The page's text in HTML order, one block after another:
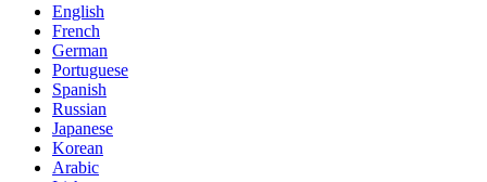
English
French
German
Portuguese
Spanish
Russian
Japanese
Korean
Arabic